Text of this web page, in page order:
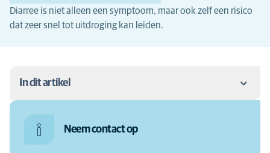
Diarree is niet alleen een symptoom, maar ook zelf een risico
dat zeer snel tot uitdroging kan leiden.
In dit artikel
Neem contact op